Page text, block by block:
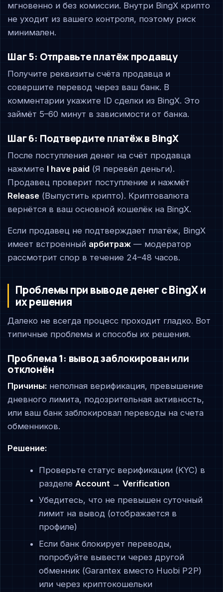
мгновенно и без комиссии. Внутри BingX крипто
не уходит из вашего контроля, поэтому риск
минимален.
Шаг 5: Отправьте платёж продавцу
Получите реквизиты счёта продавца и
совершите перевод через ваш банк. В
комментарии укажите ID сделки из BingX. Это
займёт 5–60 минут в зависимости от банка.
Шаг 6: Подтвердите платёж в BingX
После поступления денег на счёт продавца
нажмите I have paid (Я перевёл деньги).
Продавец проверит поступление и нажмёт
Release (Выпустить крипто). Криптовалюта
вернётся в ваш основной кошелёк на BingX.
Если продавец не подтверждает платёж, BingX
имеет встроенный арбитраж — модератор
рассмотрит спор в течение 24–48 часов.
Проблемы при выводе денег с BingX и
их решения
Далеко не всегда процесс проходит гладко. Вот
типичные проблемы и способы их решения.
Проблема 1: вывод заблокирован или
отклонён
Причины: неполная верификация, превышение
дневного лимита, подозрительная активность,
или ваш банк заблокировал переводы на счета
обменников.
Решение:
Проверьте статус верификации (KYC) в
разделе Account → Verification
Убедитесь, что не превышен суточный
лимит на вывод (отображается в
профиле)
Если банк блокирует переводы,
попробуйте вывести через другой
обменник (Garantex вместо Huobi P2P)
или через криптокошельки